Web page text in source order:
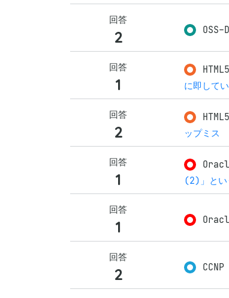
回答
2
回答
1
に即して
回答
2
ップミス
回答
1
(2)」とい
回答
1
回答
2